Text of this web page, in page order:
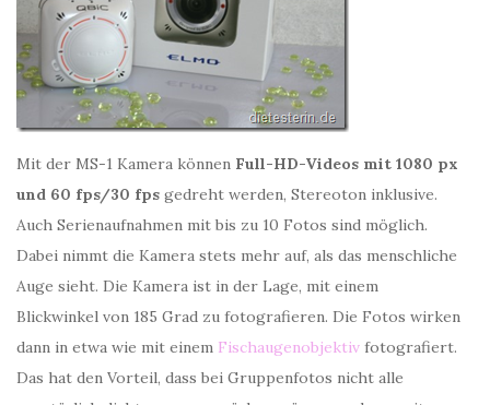
Mit der MS-1 Kamera können Full-HD-Videos mit 1080 px
und 60 fps/30 fps gedreht werden, Stereoton inklusive.
Auch Serienaufnahmen mit bis zu 10 Fotos sind möglich.
Dabei nimmt die Kamera stets mehr auf, als das menschliche
Auge sieht. Die Kamera ist in der Lage, mit einem
Blickwinkel von 185 Grad zu fotografieren. Die Fotos wirken
dann in etwa wie mit einem Fischaugenobjektiv fotografiert.
Das hat den Vorteil, dass bei Gruppenfotos nicht alle